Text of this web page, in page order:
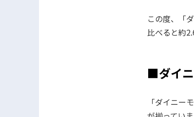
この度、「
比べると約
■ダイ
「ダイニー